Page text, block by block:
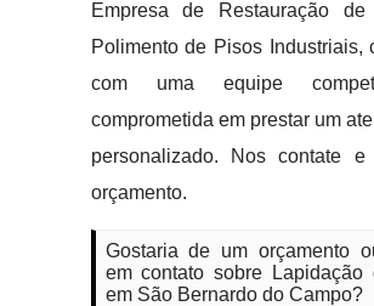
Empresa de Restauração
Polimento de Pisos Industriais,
com uma equipe
comprometida em prestar um
personalizado. Nos contate
orçamento.
Gostaria de um orçamento
em contato sobre Lapidação
em São Bernardo do Campo?